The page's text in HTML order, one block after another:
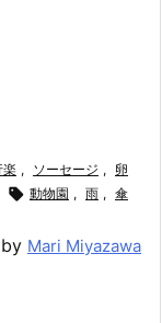
楽 , ソーセージ , 卵
 動物園 , 雨 , 傘
Mari Miyazawa